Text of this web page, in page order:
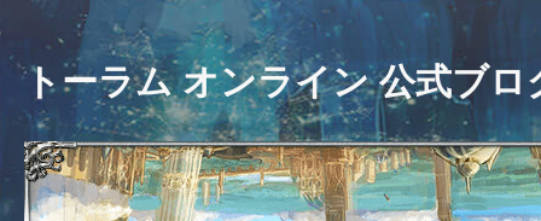
トーラム オンライン 公式ブロ